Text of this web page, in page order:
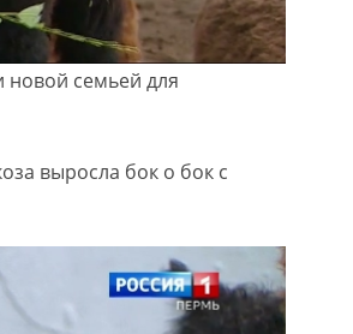
новой семьей для
выросла бок о бок с